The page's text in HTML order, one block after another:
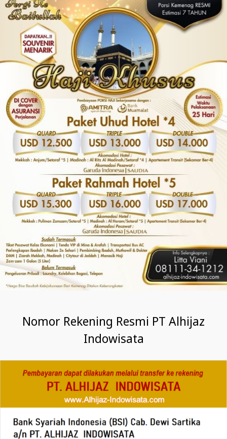
Nomor Rekening Resmi PT Alhijaz
Indowisata